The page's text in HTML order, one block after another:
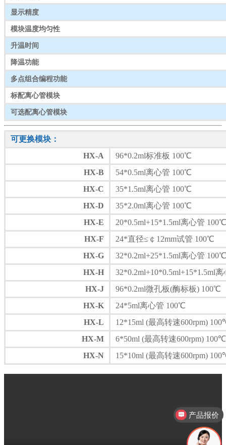
显示精度
模块温度均匀性
升温时间
降温功能
多点组合编程功能
标配离心管模块
可选配离心管模块
可更换模块：
HX-A
96*0.2ml标准板 100℃
HX-B
54*0.5ml离心管 100℃
HX-C
35*1.5ml离心管 100℃
HX-D
35*2.0ml离心管 100℃
HX-E
20*0.5ml+15*1.5ml离心管 100℃
HX-F
24*直径≤￠12mm试管 100℃
HX-G
32*0.2ml+25*1.5ml离心管 100℃
HX-H
32*0.2ml+10*0.5ml+15*1.5ml
HX-J
96*0.2ml微孔板(酶标板) 100℃
HX-K
24*5ml离心管 100℃
HX-L
12*15ml (最高转速600rpm)
HX-M
6*50ml (最高转速600rpm) 100℃
HX-N
15*10ml (最高转速600rpm)
产品报价